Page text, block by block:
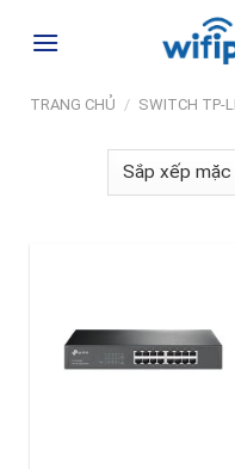
TRANG CHỦ / SWITCH TP-